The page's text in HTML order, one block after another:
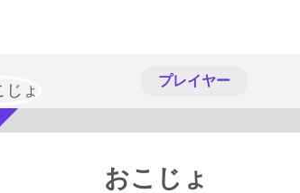
プレイヤー
おこじょ